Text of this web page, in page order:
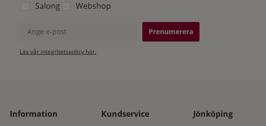
Välj vilken lista du vill prenumerera på:
Salong
Webshop
Ange e-post
Läs vår integritetspolicy här.
Information Kundservice Jönköping